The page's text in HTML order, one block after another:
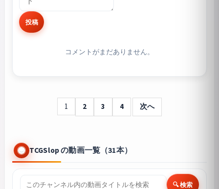
投稿
コメントがまだありません。
1 2 3 4 次へ
TCGSlop の動画一覧（31本）
🔍 検索